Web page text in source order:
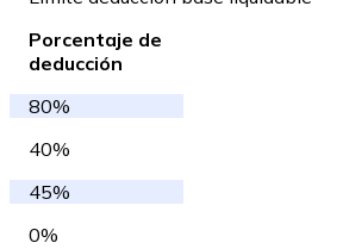
Porcentaje de
deducción
80%
40%
45%
0%